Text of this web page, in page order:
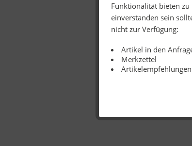
Funktionalität bieten
einverstanden sein
nicht zur Verfügung:
Artikel in den
Merkzettel